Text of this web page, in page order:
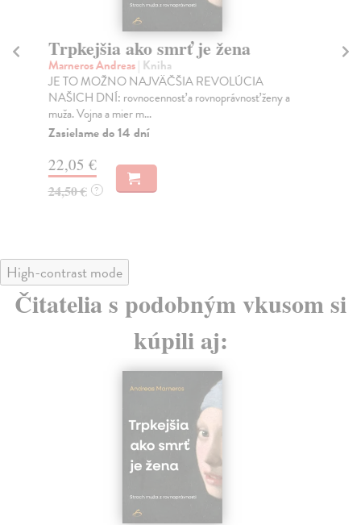
Trpkejšia ako smrť je žena
Marneros Andreas| Kniha
JE TO MOŽNO NAJVÄČŠIA REVOLÚCIA
NAŠICH DNÍ: rovnocennosť a rovnoprávnosť ženy a
muža. Vojna a mier m...
Zasielame do 14 dní
22,05 €
24,50 € ?
High-contrast mode
Čitatelia s podobným vkusom si
kúpili aj: